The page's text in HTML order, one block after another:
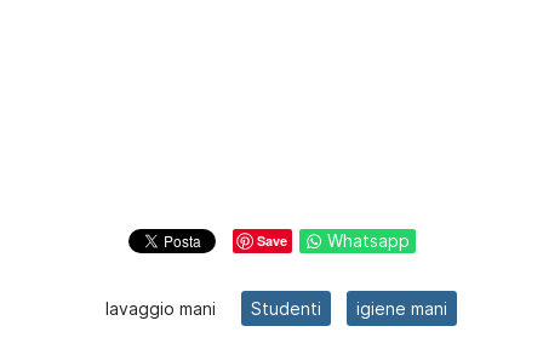
Save Whatsapp
lavaggio mani Studenti igiene mani